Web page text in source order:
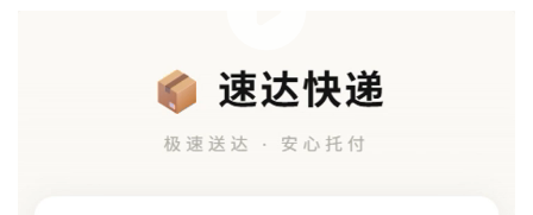
IV. Kimi K2.6 模型实测结论